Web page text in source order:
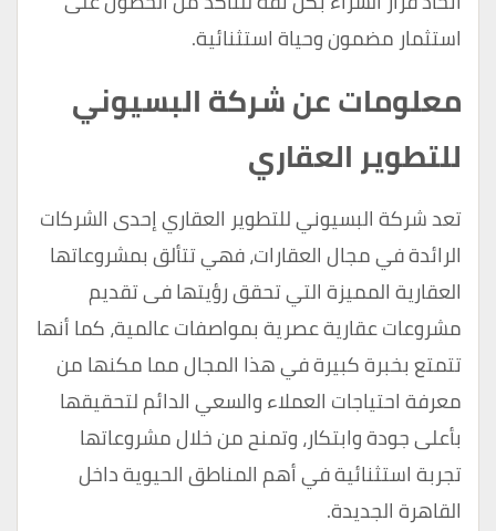
استثمار مضمون وحياة استثنائية.
معلومات عن شركة البسيوني
للتطوير العقاري
تعد شركة البسيوني للتطوير العقاري إحدى الشركات
الرائدة في مجال العقارات، فهي تتألق بمشروعاتها
العقارية المميزة التي تحقق رؤيتها فى تقديم
مشروعات عقارية عصرية بمواصفات عالمية، كما أنها
تتمتع بخبرة كبيرة في هذا المجال مما مكنها من
معرفة احتياجات العملاء والسعي الدائم لتحقيقها
بأعلى جودة وابتكار، وتمنح من خلال مشروعاتها
تجربة استثنائية في أهم المناطق الحيوية داخل
القاهرة الجديدة.